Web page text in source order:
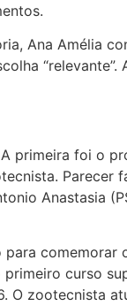
Ana Amélia
primeira foi o
Parecer
Anastasia
comemorar
curso
O zootecnista